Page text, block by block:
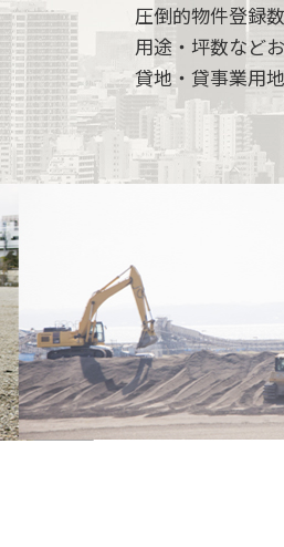
圧倒的物件登録
用途・坪数など
貸地・貸事業用